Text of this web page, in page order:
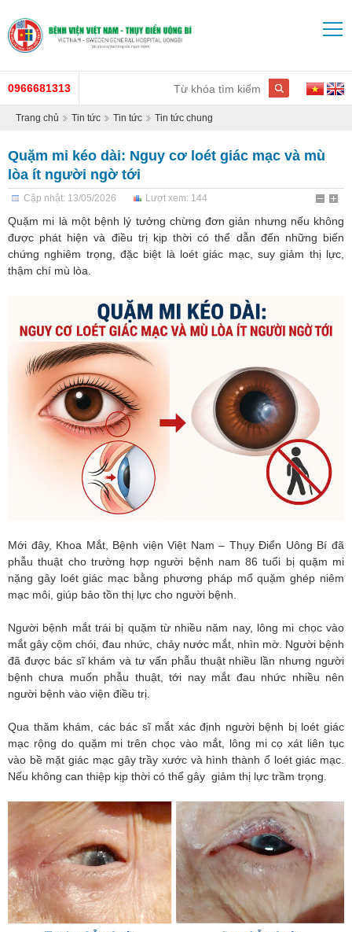
0966681313
Trang chủ Tin tức Tin tức Tin tức chung
Quặm mi kéo dài: Nguy cơ loét giác mạc và mù
lòa ít người ngờ tới
Cập nhật: 13/05/2026 Lượt xem: 144
Quặm mi là một bệnh lý tưởng chừng đơn giản nhưng nếu không
được phát hiện và điều trị kịp thời có thể dẫn đến những biến
chứng nghiêm trọng, đặc biệt là loét giác mạc, suy giảm thị lực,
thậm chí mù lòa.
Mới đây, Khoa Mắt, Bệnh viện Việt Nam – Thụy Điển Uông Bí đã
phẫu thuật cho trường hợp người bệnh nam 86 tuổi bị quặm mi
nặng gây loét giác mạc bằng phương pháp mổ quặm ghép niêm
mạc môi, giúp bảo tồn thị lực cho người bệnh.
Người bệnh mắt trái bị quặm từ nhiều năm nay, lông mi chọc vào
mắt gây cộm chói, đau nhức, chảy nước mắt, nhìn mờ. Người bệnh
đã được bác sĩ khám và tư vấn phẫu thuật nhiều lần nhưng người
bệnh chưa muốn phẫu thuật, tới nay mắt đau nhức nhiều nên
người bệnh vào viện điều trị.
Qua thăm khám, các bác sĩ mắt xác định người bệnh bị loét giác
mạc rộng do quặm mi trên chọc vào mắt, lông mi cọ xát liên tục
vào bề mặt giác mạc gây trầy xước và hình thành ổ loét giác mạc.
Nếu không can thiệp kịp thời có thể gây giảm thị lực trầm trọng.